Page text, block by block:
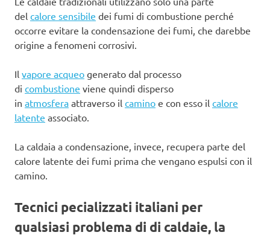
del calore sensibile dei fumi di combustione perché
occorre evitare la condensazione dei fumi, che darebbe
origine a fenomeni corrosivi.
Il vapore acqueo generato dal processo
di combustione viene quindi disperso
in atmosfera attraverso il camino e con esso il calore
latente associato.
La caldaia a condensazione, invece, recupera parte del
calore latente dei fumi prima che vengano espulsi con il
camino.
Tecnici pecializzati italiani per
qualsiasi problema di di caldaie, la